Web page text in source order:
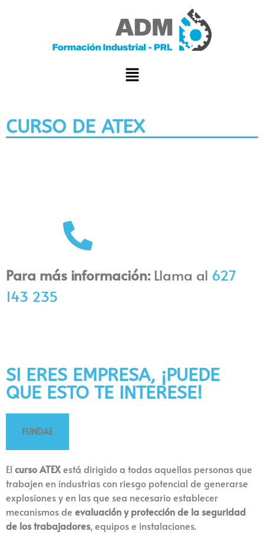
CURSO DE ATEX
Para más información:Llama al 627
143 235
SI ERES EMPRESA, ¡PUEDE
QUE ESTO TE INTERESE!
FUNDAE
El curso ATEXestá dirigido a todas aquellas personas que
trabajen en industrias con riesgo potencial de generarse
explosiones y en las que sea necesario establecer
mecanismos de evaluación y protección de la seguridad
de los trabajadores, equipos e instalaciones.